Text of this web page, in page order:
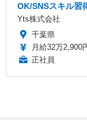
OK/SNSスキル習
Yts株式会社
千葉県
月給32万2,900
正社員